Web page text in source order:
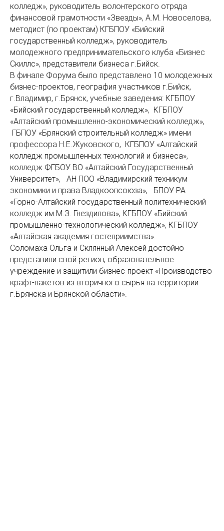
колледж», руководитель волонтерского отряда
финансовой грамотности «Звезды», А.М. Новоселова,
методист (по проектам) КГБПОУ «Бийский
государственный колледж», руководитель
молодежного предпринимательского клуба «Бизнес
Скиллс», представители бизнеса г.Бийск.
В финале Форума было представлено 10 молодежных
бизнес-проектов, география участников г.Бийск,
г.Владимир, г.Брянск, учебные заведения: КГБПОУ
«Бийский государственный колледж», КГБПОУ
«Алтайский промышленно-экономический колледж»,
ГБПОУ «Брянский строительный колледж» имени
профессора Н.Е.Жуковского, КГБПОУ «Алтайский
колледж промышленных технологий и бизнеса»,
колледж ФГБОУ ВО «Алтайский Государственный
Университет», АН ПОО «Владимирский техникум
экономики и права Владкоопсоюза», БПОУ РА
«Горно-Алтайский государственный политехнический
колледж им.М.З. Гнездилова», КГБПОУ «Бийский
промышленно-технологический колледж», КГБПОУ
«Алтайская академия гостеприимства».
Соломаха Ольга и Склянный Алексей достойно
представили свой регион, образовательное
учреждение и защитили бизнес-проект «Производство
крафт-пакетов из вторичного сырья на территории
г.Брянска и Брянской области».